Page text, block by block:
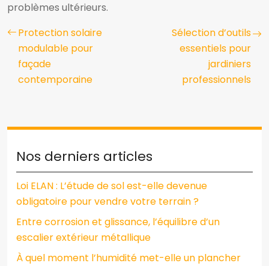
problèmes ultérieurs.
Protection solaire
modulable pour
façade
contemporaine
Sélection d’outils
essentiels pour
jardiniers
professionnels
Nos derniers articles
Loi ELAN : L’étude de sol est-elle devenue
obligatoire pour vendre votre terrain ?
Entre corrosion et glissance, l’équilibre d’un
escalier extérieur métallique
À quel moment l’humidité met-elle un plancher